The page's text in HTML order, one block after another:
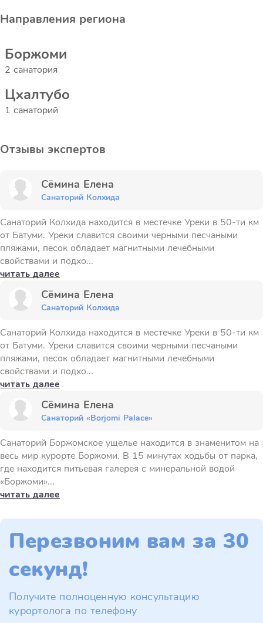
Направления региона
Боржоми
2 санатория
Цхалтубо
1 санаторий
Отзывы экспертов
Сёмина Елена
Санаторий Колхида
Санаторий Колхида находится в местечке Уреки в 50-ти км
от Батуми. Уреки славится своими черными песчаными
пляжами, песок обладает магнитными лечебными
свойствами и подхо...
читать далее
Сёмина Елена
Санаторий Колхида
Санаторий Колхида находится в местечке Уреки в 50-ти км
от Батуми. Уреки славится своими черными песчаными
пляжами, песок обладает магнитными лечебными
свойствами и подхо...
читать далее
Сёмина Елена
Санаторий «Borjomi Palace»
Санаторий Боржомское ущелье находится в знаменитом на
весь мир курорте Боржоми. В 15 минутах ходьбы от парка,
где находится питьевая галерея с минеральной водой
«Боржоми»...
читать далее
Перезвоним вам за 30
секунд!
Получите полноценную консультацию
курортолога по телефону